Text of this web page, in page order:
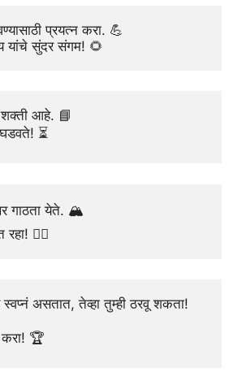
प्रयत्न करा. 💪
यांचे सुंदर संगम! 🌻
शक्ती आहे. 📘
⏳
गाठता येते. 🏔️
🏃‍♂️
असतात, तेव्हा तुम्ही ठरवू शकता!
करा! 🏆